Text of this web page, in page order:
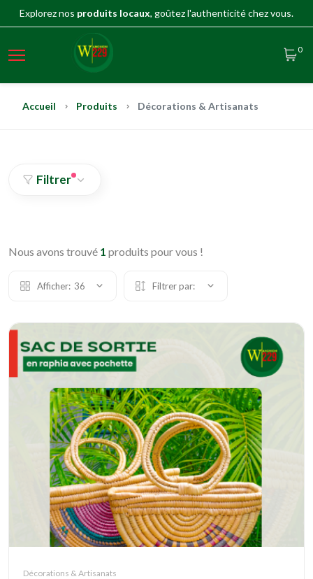
Explorez nos produits locaux, goûtez l'authenticité chez vous.
0
Accueil Produits Décorations & Artisanats
Filtrer
Nous avons trouvé 1 produits pour vous !
Afficher: 36 Filtrer par:
Décorations & Artisanats